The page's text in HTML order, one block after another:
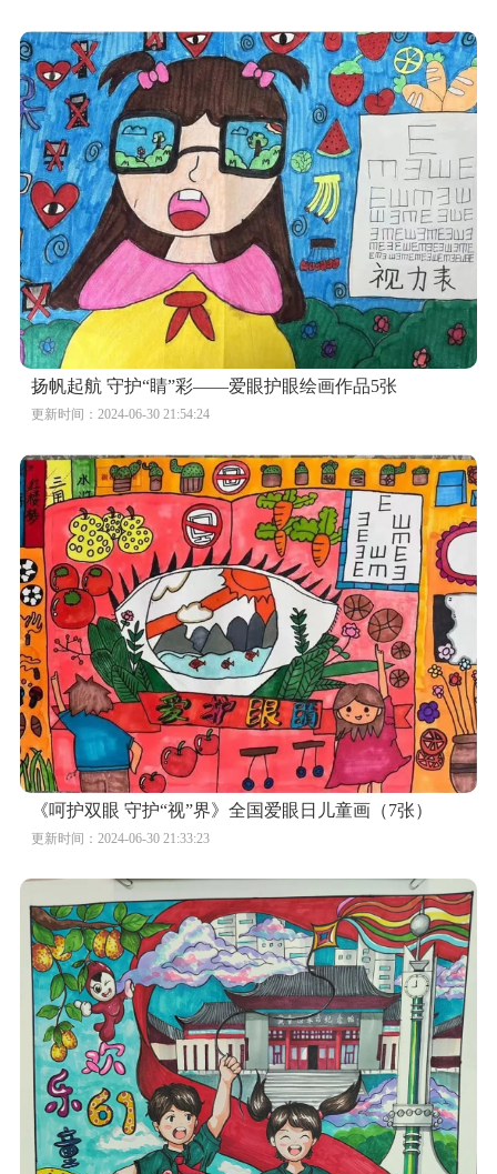
扬帆起航 守护“睛”彩——爱眼护眼绘画作品5张
更新时间：2024-06-30 21:54:24
《呵护双眼 守护“视”界》全国爱眼日儿童画（7张）
更新时间：2024-06-30 21:33:23